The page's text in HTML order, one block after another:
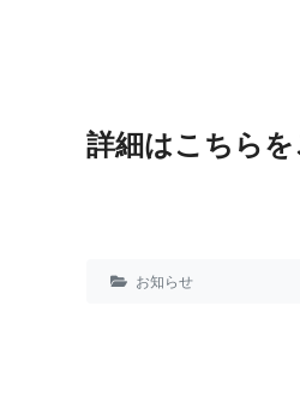
詳細はこちら
お知らせ